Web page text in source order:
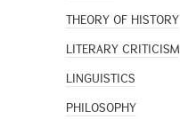
THEORY OF HISTORY
LITERARY CRITICISM
LINGUISTICS
PHILOSOPHY